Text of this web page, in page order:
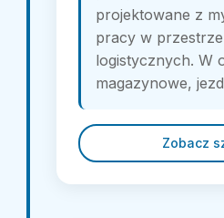
projektowane z
pracy w
logistycznych. W
magazynowe,
Zobacz